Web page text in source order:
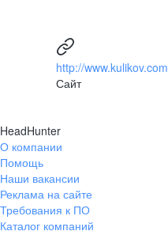
http://www.kulikov.com
Сайт
HeadHunter
О компании
Помощь
Наши вакансии
Реклама на сайте
Требования к ПО
Каталог компаний